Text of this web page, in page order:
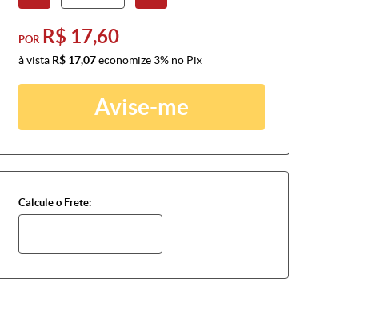
POR R$ 17,60
à vista R$ 17,07economize 3% no Pix
Avise-me
Calcule o Frete: